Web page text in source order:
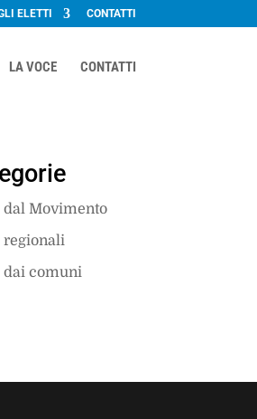
ELETTI CONTATTI
LA VOCE CONTATTI
dal Movimento
regionali
dai comuni